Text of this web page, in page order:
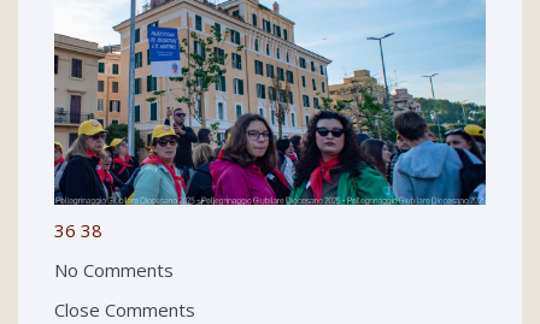
36 38
No Comments
Close Comments